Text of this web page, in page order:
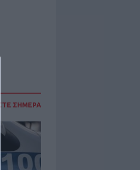
ΣΗΜΕΡΑ